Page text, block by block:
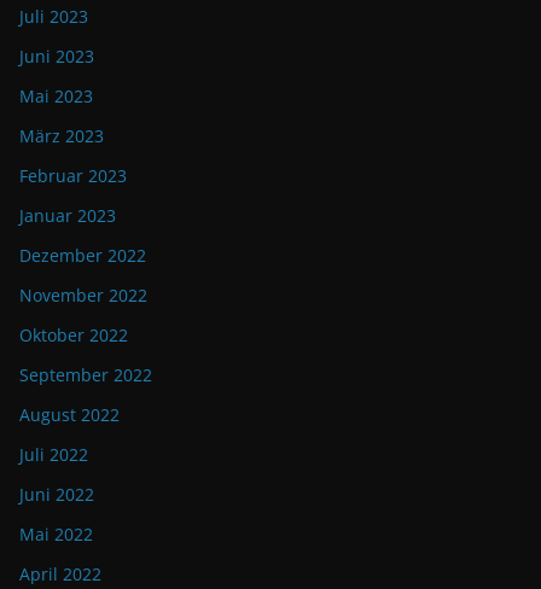
Juli 2023
Juni 2023
Mai 2023
März 2023
Februar 2023
Januar 2023
Dezember 2022
November 2022
Oktober 2022
September 2022
August 2022
Juli 2022
Juni 2022
Mai 2022
April 2022